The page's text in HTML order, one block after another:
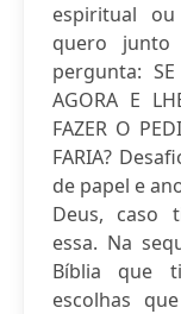
espiritual
quero junto
pergunta: SE
AGORA E
FAZER O
FARIA?
de papel e
Deus, caso
essa. Na
Bíblia que
escolhas